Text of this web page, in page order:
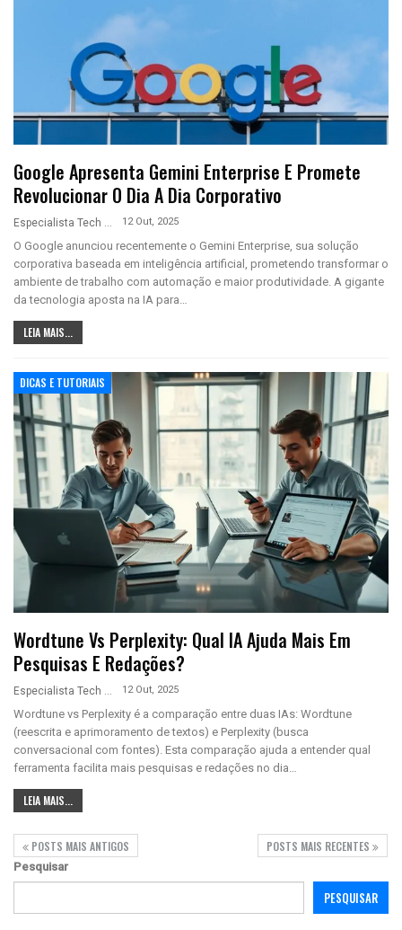
Google Apresenta Gemini Enterprise E Promete
Revolucionar O Dia A Dia Corporativo
Especialista Tech 12 Out, 2025
O Google anunciou recentemente o Gemini Enterprise, sua solução
corporativa baseada em inteligência artificial, prometendo transformar o
ambiente de trabalho com automação e maior produtividade. A gigante
da tecnologia aposta na IA para…
LEIA MAIS...
DICAS E TUTORIAIS
Wordtune Vs Perplexity: Qual IA Ajuda Mais Em
Pesquisas E Redações?
12 Out, 2025
Wordtune vs Perplexity é a comparação entre duas IAs: Wordtune
(reescrita e aprimoramento de textos) e Perplexity (busca
conversacional com fontes). Esta comparação ajuda a entender qual
ferramenta facilita mais pesquisas e redações no dia…
LEIA MAIS...
POSTS MAIS ANTIGOS POSTS MAIS RECENTES
Pesquisar
PESQUISAR